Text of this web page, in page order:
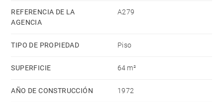
REFERENCIA DE LA
AGENCIA
A279
TIPO DE PROPIEDAD Piso
SUPERFICIE 64 m²
AÑO DE CONSTRUCCIÓN 1972